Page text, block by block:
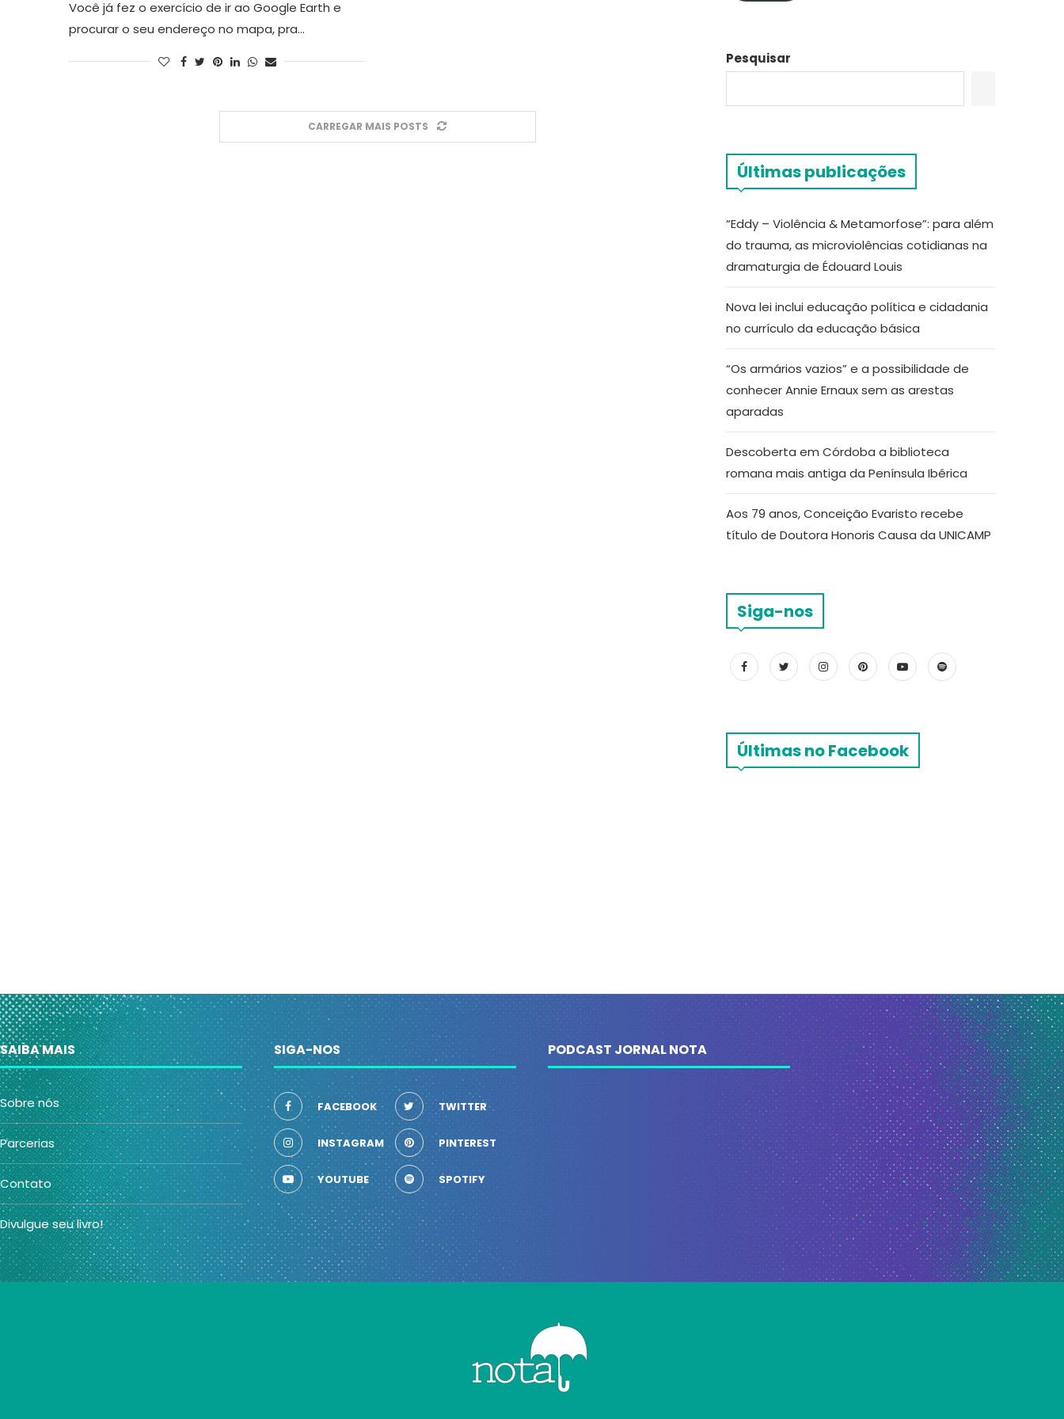
Você já fez o exercício de ir ao Google Earth e
procurar o seu endereço no mapa, pra…
CARREGAR MAIS POSTS
Pesquisar
Últimas publicações
“Eddy – Violência & Metamorfose”: para além
do trauma, as microviolências cotidianas na
dramaturgia de Édouard Louis
Nova lei inclui educação política e cidadania
no currículo da educação básica
“Os armários vazios” e a possibilidade de
conhecer Annie Ernaux sem as arestas
aparadas
Descoberta em Córdoba a biblioteca
romana mais antiga da Península Ibérica
Aos 79 anos, Conceição Evaristo recebe
título de Doutora Honoris Causa da UNICAMP
Siga-nos
Últimas no Facebook
SAIBA MAIS
Sobre nós
Parcerias
Contato
Divulgue seu livro!
SIGA-NOS
FACEBOOK TWITTER
INSTAGRAM PINTEREST
YOUTUBE SPOTIFY
PODCAST JORNAL NOTA